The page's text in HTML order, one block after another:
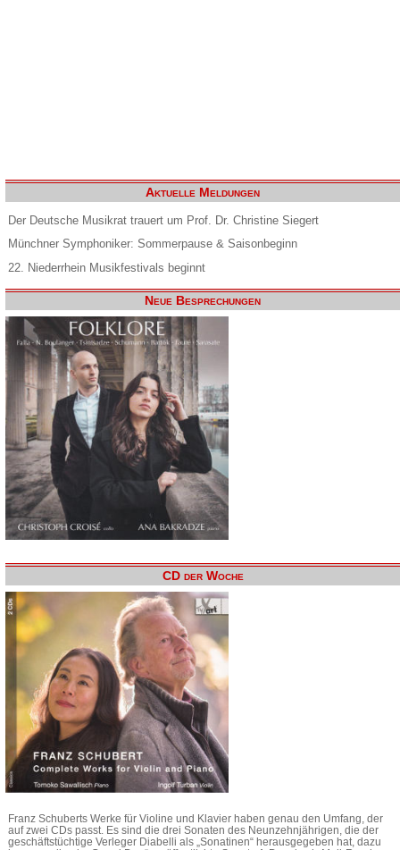
Aktuelle Meldungen
Der Deutsche Musikrat trauert um Prof. Dr. Christine Siegert
Münchner Symphoniker: Sommerpause & Saisonbeginn
22. Niederrhein Musikfestivals beginnt
Neue Besprechungen
CD der Woche
Franz Schuberts Werke für Violine und Klavier haben genau den Umfang, der
auf zwei CDs passt. Es sind die drei Sonaten des Neunzehnjährigen, die der
geschäftstüchtige Verleger Diabelli als „Sonatinen“ herausgegeben hat, dazu